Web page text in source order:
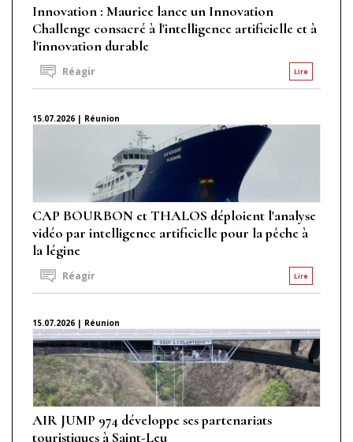
Innovation : Maurice lance un Innovation
Challenge consacré à l'intelligence artificielle et à
l'innovation durable
Lire
Réagir
15.07.2026 | Réunion
CAP BOURBON et THALOS déploient l'analyse
vidéo par intelligence artificielle pour la pêche à
la légine
Lire
Réagir
15.07.2026 | Réunion
AIR JUMP 974 développe ses partenariats
touristiques à Saint-Leu